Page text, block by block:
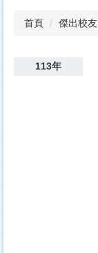
首頁 傑出校友
113年